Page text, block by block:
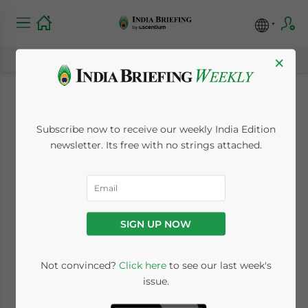
Come costituire una
filiale in India
Posted by
La succursale è un modello di business
×
Subscribe now to receive our weekly India Edition
newsletter. Its free with no strings attached.
SIGN UP NOW
Not convinced? Click hereto see our last week's
issue.